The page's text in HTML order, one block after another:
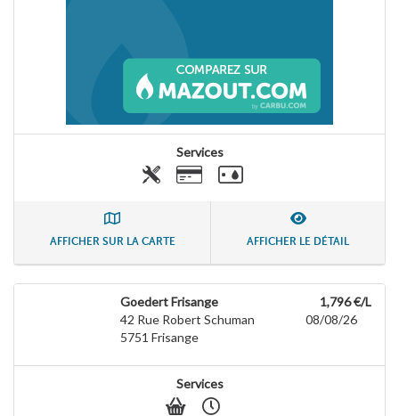
Services
AFFICHER SUR LA CARTE AFFICHER LE DÉTAIL
Goedert Frisange
42 Rue Robert Schuman
5751 Frisange
1,796 €/L
08/08/26
Services